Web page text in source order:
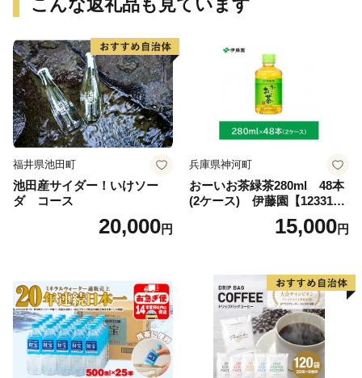
こんな返礼品も見ています
福井県池田町
池田産サイダー！いけソー
ダ コース
20,000円
兵庫県神河町
おーいお茶緑茶280ml 48本
(2ケース) 伊藤園【123317
15,000円